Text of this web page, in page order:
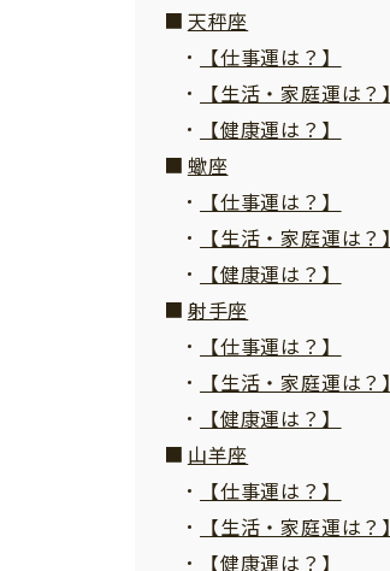
天秤座
【仕事運は？】
【生活・家庭運は？】
【健康運は？】
蠍座
【仕事運は？】
【生活・家庭運は？】
【健康運は？】
射手座
【仕事運は？】
【生活・家庭運は？】
【健康運は？】
山羊座
【仕事運は？】
【生活・家庭運は？】
【健康運は？】